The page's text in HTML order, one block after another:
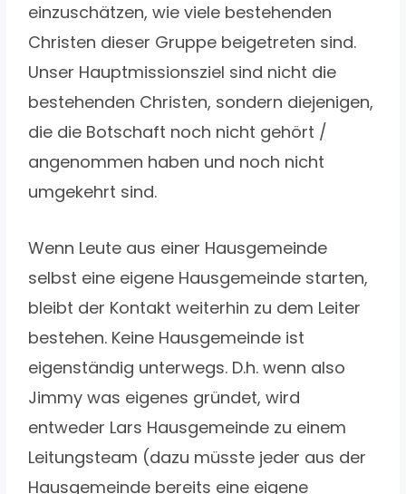
einzuschätzen, wie viele bestehenden
Christen dieser Gruppe beigetreten sind.
Unser Hauptmissionsziel sind nicht die
bestehenden Christen, sondern diejenigen,
die die Botschaft noch nicht gehört /
angenommen haben und noch nicht
umgekehrt sind.
Wenn Leute aus einer Hausgemeinde
selbst eine eigene Hausgemeinde starten,
bleibt der Kontakt weiterhin zu dem Leiter
bestehen. Keine Hausgemeinde ist
eigenständig unterwegs. D.h. wenn also
Jimmy was eigenes gründet, wird
entweder Lars Hausgemeinde zu einem
Leitungsteam (dazu müsste jeder aus der
Hausgemeinde bereits eine eigene